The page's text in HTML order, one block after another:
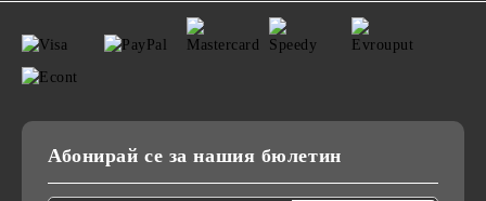
Абонирай се за нашия бюлетин